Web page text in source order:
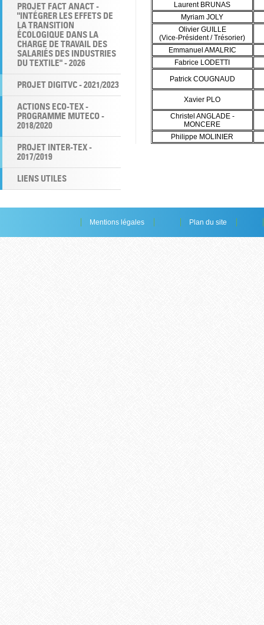
PROJET FACT ANACT -
"INTÉGRER LES EFFETS DE
LA TRANSITION
ÉCOLOGIQUE DANS LA
CHARGE DE TRAVAIL DES
SALARIÉS DES INDUSTRIES
DU TEXTILE" - 2026
PROJET DIGITVC - 2021/2023
ACTIONS ECO-TEX -
PROGRAMME MUTECO -
2018/2020
PROJET INTER-TEX -
2017/2019
LIENS UTILES
Laurent BRUNAS
Myriam JOLY
Olivier GUILLE
(Vice-Président / Trésorier)
Emmanuel AMALRIC
Fabrice LODETTI
Patrick COUGNAUD
Xavier PLO
Christel ANGLADE -
MONCERE
Philippe MOLINIER
Mentions légales Plan du site